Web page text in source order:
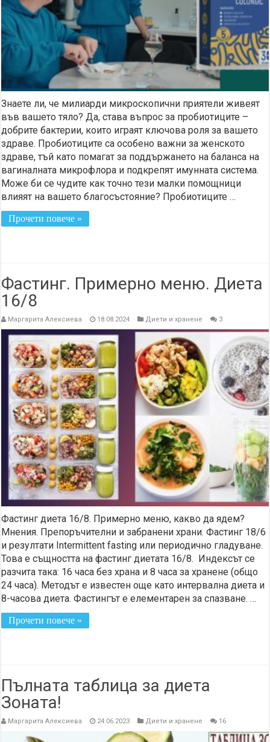
Знаете ли, че милиарди микроскопични приятели живеят
във вашето тяло? Да, става въпрос за пробиотиците –
добрите бактерии, които играят ключова роля за вашето
здраве. Пробиотиците са особено важни за женското
здраве, тъй като помагат за поддържането на баланса на
вагиналната микрофлора и подкрепят имунната система.
Може би се чудите как точно тези малки помощници
влияят на вашето благосъстояние? Пробиотиците …
Прочети повече »
Фастинг. Примерно меню. Диета
16/8
Маргарита Алексиева 18.08.2024 Диети и хранене 3
Фастинг диета 16/8. Примерно меню, какво да ядем?
Мнения. Препоръчителни и забранени храни. Фастинг 18/6
и резултати Intermittent fasting или периодично гладуване.
Това е същността на фастинг диетата 16/8. Индексът се
разчита така: 16 часа без храна и 8 часа за хранене (общо
24 часа). Методът е известен още като интервална диета и
8-часова диета. Фастингът е елементарен за спазване. …
Прочети повече »
Пълната таблица за диета
Зоната!
Маргарита Алексиева 24.06.2023 Диети и хранене 16